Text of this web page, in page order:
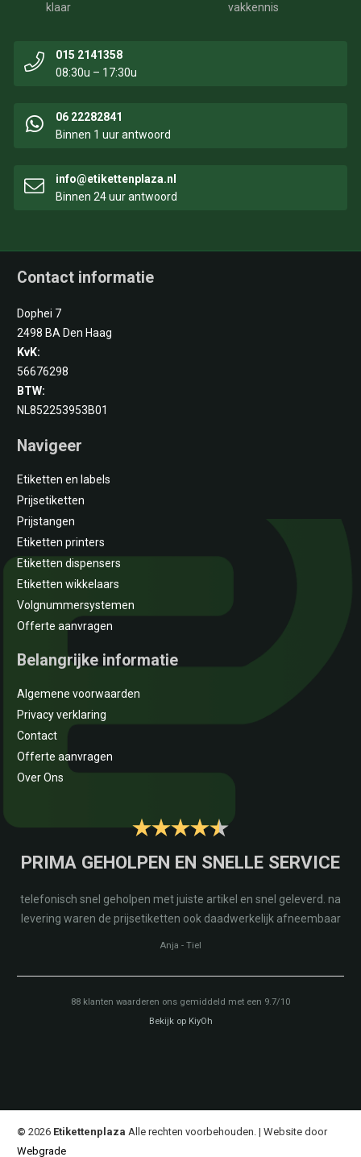
klaar
vakkennis
015 2141358
08:30u – 17:30u
06 22282841
Binnen 1 uur antwoord
info@etikettenplaza.nl
Binnen 24 uur antwoord
Contact informatie
Dophei 7
2498 BA Den Haag
KvK:
56676298
BTW:
NL852253953B01
Navigeer
Etiketten en labels
Prijsetiketten
Prijstangen
Etiketten printers
Etiketten dispensers
Etiketten wikkelaars
Volgnummersystemen
Offerte aanvragen
Belangrijke informatie
Algemene voorwaarden
Privacy verklaring
Contact
Offerte aanvragen
Over Ons
PRIMA GEHOLPEN EN SNELLE SERVICE
telefonisch snel geholpen met juiste artikel en snel geleverd. na
levering waren de prijsetiketten ook daadwerkelijk afneembaar
Anja - Tiel
88 klanten waarderen ons gemiddeld met een 9.7/10
Bekijk op KiyOh
© 2026 Etikettenplaza Alle rechten voorbehouden. | Website door
Webgrade